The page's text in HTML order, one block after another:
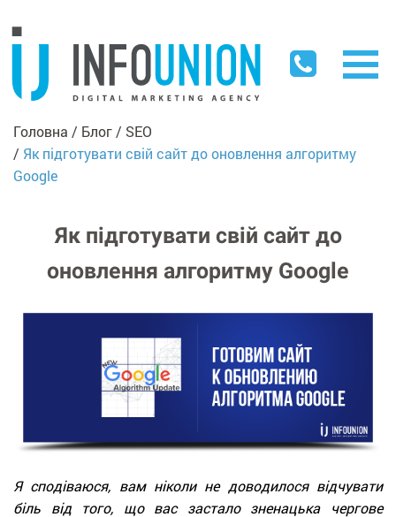
Головна Блог
SEO
Як підготувати свій сайт до оновлення алгоритму
Google
Як підготувати свій сайт до
оновлення алгоритму Google
Я сподіваюся, вам ніколи не доводилося відчувати
біль від того, що вас застало зненацька чергове